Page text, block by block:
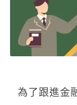
生活理財
房產Q&A
網友都在
為了跟進金